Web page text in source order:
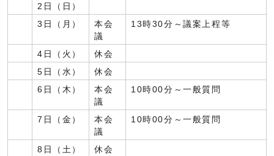
2日（日）
3日（月）
本会
議
13時30分～議案上程等
4日（火）
休会
5日（水）
休会
6日（木）
本会
議
10時00分～一般質問
7日（金）
本会
議
10時00分～一般質問
8日（土）
休会